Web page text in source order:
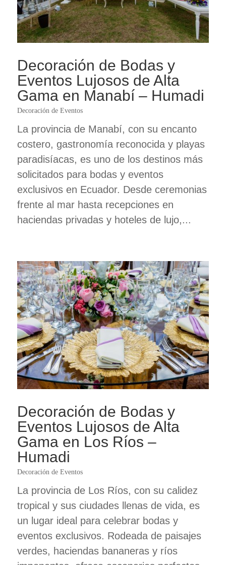
Decoración de Bodas y
Eventos Lujosos de Alta
Gama en Manabí – Humadi
Decoración de Eventos
La provincia de Manabí, con su encanto
costero, gastronomía reconocida y playas
paradisíacas, es uno de los destinos más
solicitados para bodas y eventos
exclusivos en Ecuador. Desde ceremonias
frente al mar hasta recepciones en
haciendas privadas y hoteles de lujo,...
Decoración de Bodas y
Eventos Lujosos de Alta
Gama en Los Ríos –
Humadi
Decoración de Eventos
La provincia de Los Ríos, con su calidez
tropical y sus ciudades llenas de vida, es
un lugar ideal para celebrar bodas y
eventos exclusivos. Rodeada de paisajes
verdes, haciendas bananeras y ríos